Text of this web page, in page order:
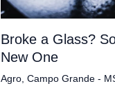
Broke a Glass?
New One
Agro, Campo Grande -